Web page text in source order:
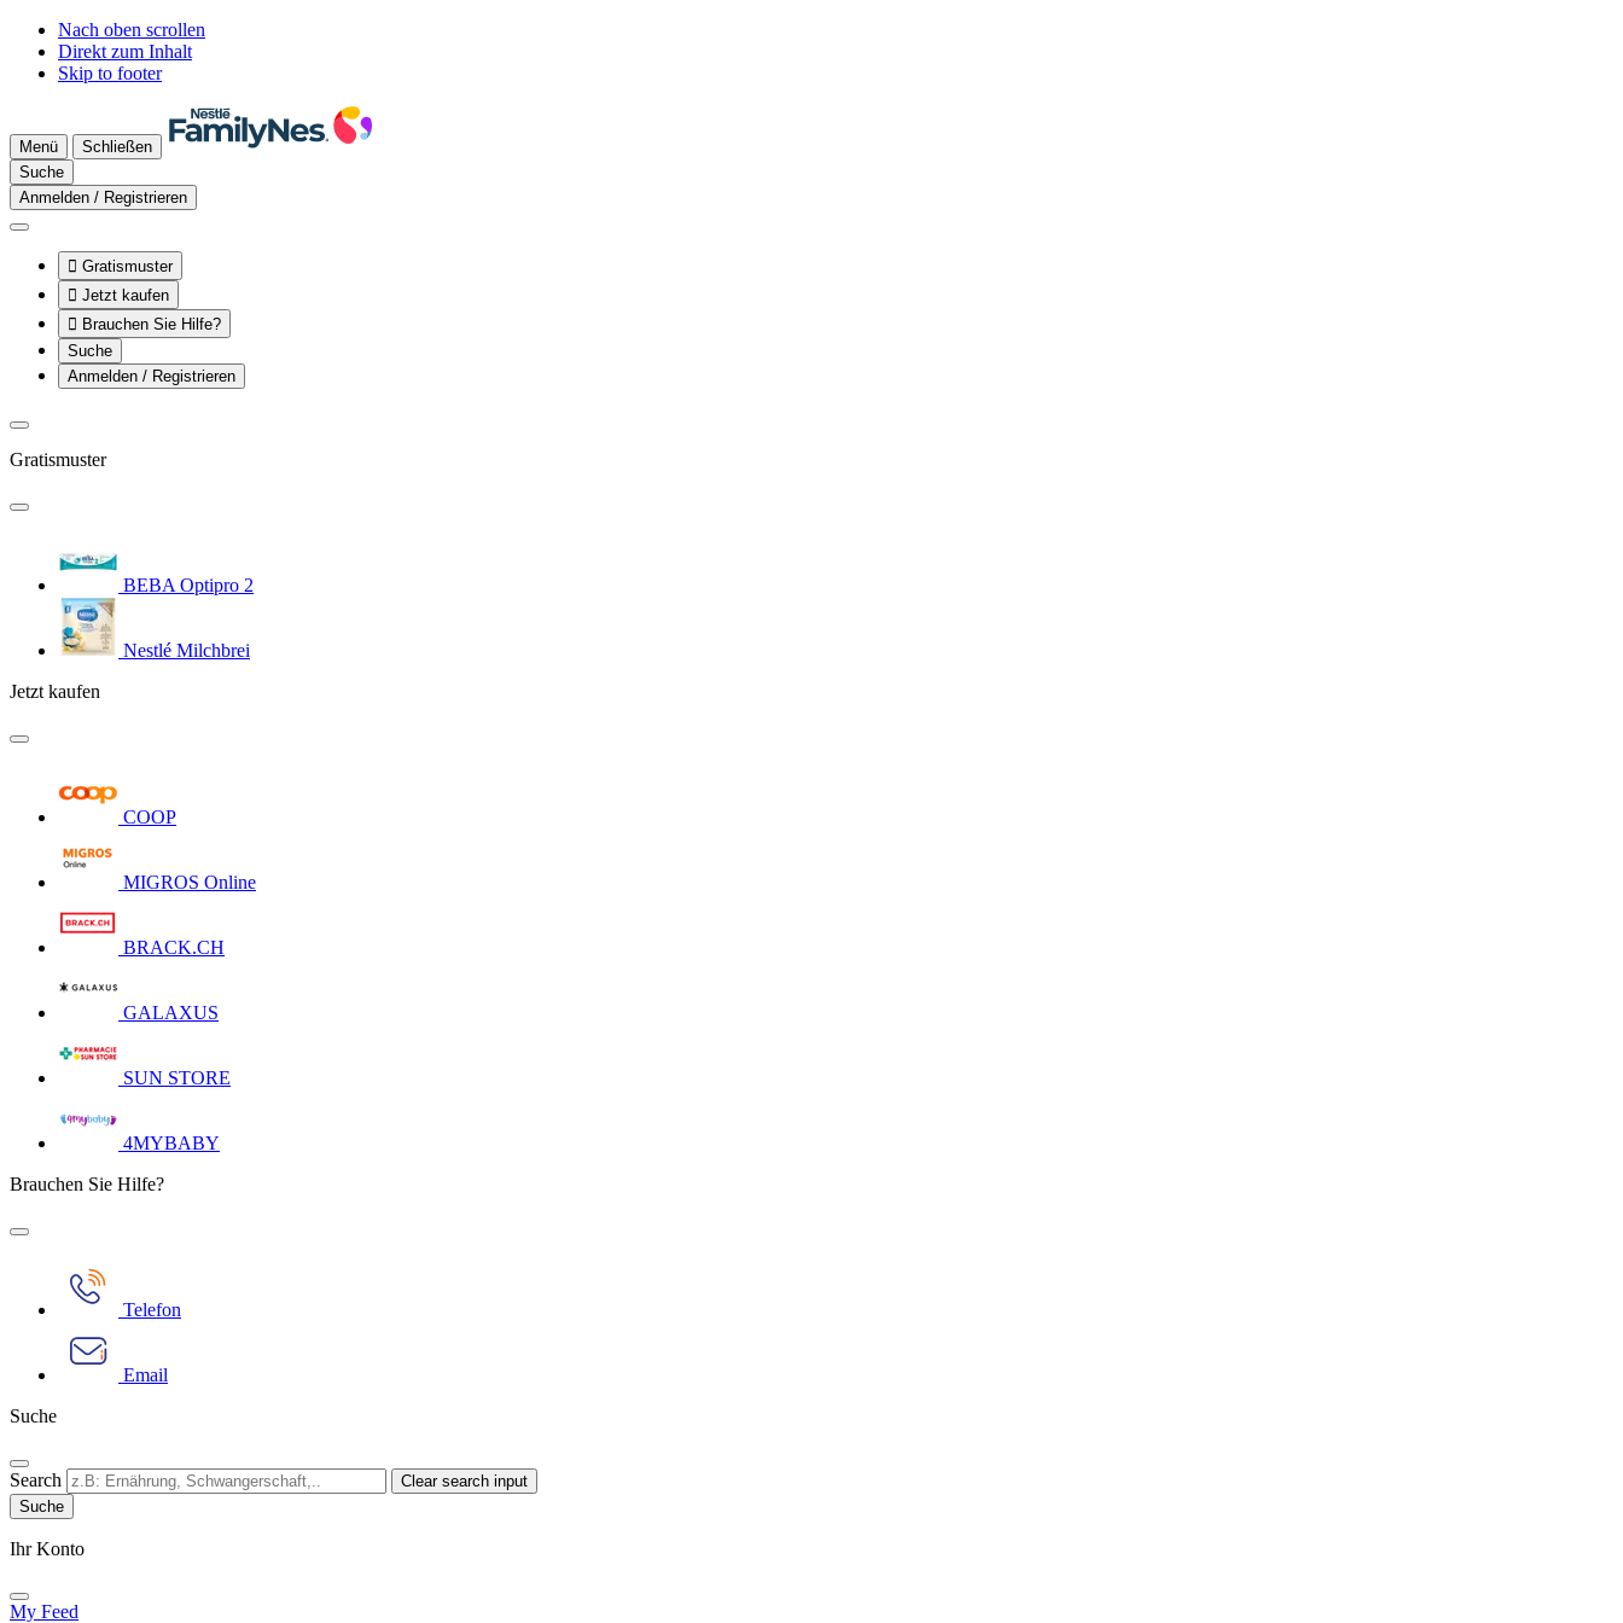
Nach oben scrollen
Direkt zum Inhalt
Skip to footer
Menü
Schließen
Suche
Anmelden / Registrieren
 Gratismuster
 Jetzt kaufen
 Brauchen Sie Hilfe?
Suche
Anmelden / Registrieren
Gratismuster
BEBA Optipro 2
Nestlé Milchbrei
Jetzt kaufen
COOP
MIGROS Online
BRACK.CH
GALAXUS
SUN STORE
4MYBABY
Brauchen Sie Hilfe?
Telefon
Email
Suche
Search Clear search input
Ihr Konto​
My Feed